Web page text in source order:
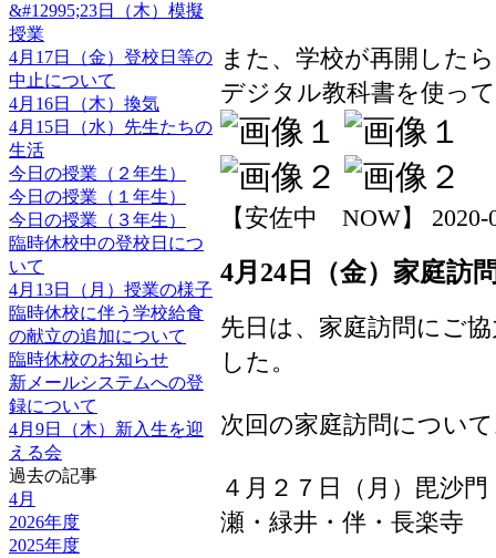
&#12995;23日（木）模擬
授業
4月17日（金）登校日等の
中止について
4月16日（木）換気
4月15日（水）先生たちの
生活
今日の授業（２年生）
今日の授業（１年生）
今日の授業（３年生）
臨時休校中の登校日につ
いて
4月13日（月）授業の様子
臨時休校に伴う学校給食
の献立の追加について
臨時休校のお知らせ
新メールシステムへの登
録について
4月9日（木）新入生を迎
える会
過去の記事
4月
2026年度
2025年度
また、学校が再開した
デジタル教科書を使っ
【安佐中 NOW】 2020-
4月24日（金）家庭訪
先日は、家庭訪問にご
した。
次回の家庭訪問につい
４月２７日（月）毘沙
瀬・緑井・伴・長楽寺